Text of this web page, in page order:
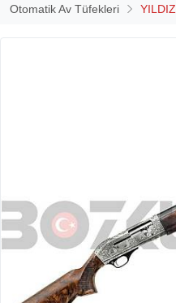
Otomatik Av Tüfekleri YILDIZ